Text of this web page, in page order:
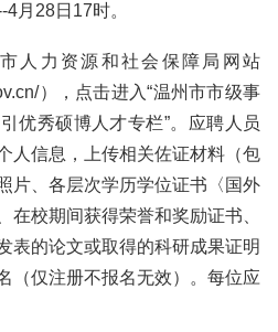
月28日17时。
人力资源和社会保障局网站
），点击进入“温州市市级事
优秀硕博人才专栏”。应聘人员
人信息，上传相关佐证材料（包
片、各层次学历学位证书〈国外
在校期间获得荣誉和奖励证书、
表的论文或取得的科研成果证明
（仅注册不报名无效）。每位应